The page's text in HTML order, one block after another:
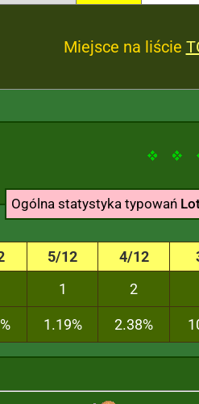
Miejsce na liście
Ogólna statystyka typowań
5/12 4/12
1 2
0.00 % 1.19% 2.38%